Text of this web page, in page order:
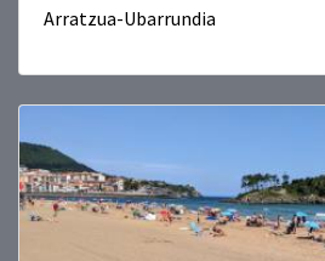
Arratzua-Ubarrundia